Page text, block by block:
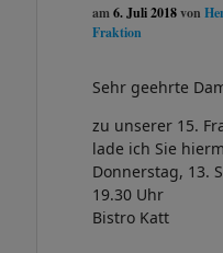
am6. Juli 2018von
Fraktion
Sehr geehrte
zu unserer 15.
lade ich Sie
Donnerstag, 13.
19.30 Uhr
Bistro Katt